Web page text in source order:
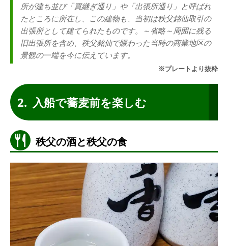
所が建ち並び「買継ぎ通り」や「出張所通り」と呼ばれ
たところに所在し、この建物も、当初は秩父銘仙取引の
出張所として建てられたものです。～省略～周囲に残る
旧出張所を含め、秩父銘仙で賑わった当時の商業地区の
景観の一端を今に伝えています。
※プレートより抜粋
入船で蕎麦前を楽しむ
秩父の酒と秩父の食